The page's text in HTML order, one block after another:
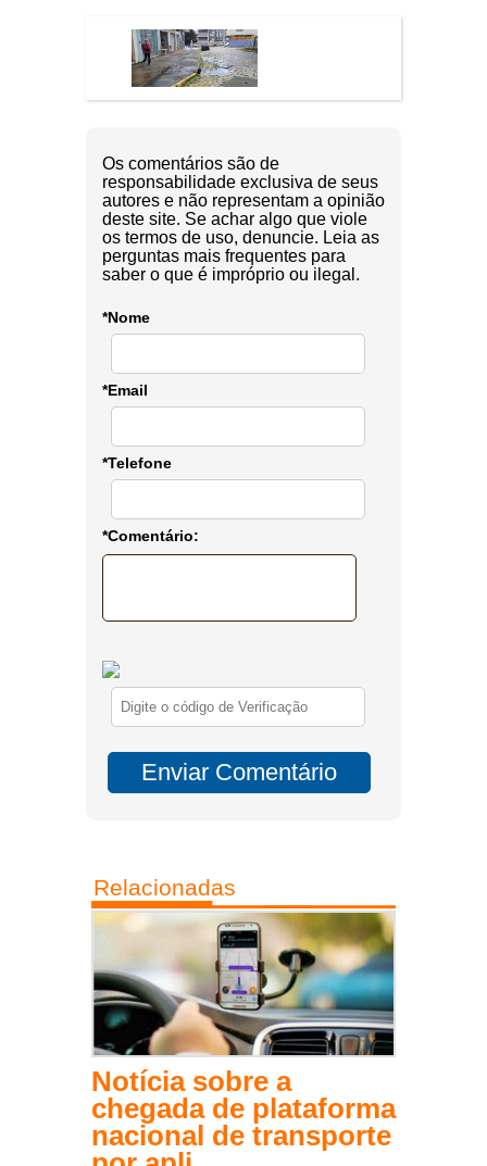
Os comentários são de
responsabilidade exclusiva de seus
autores e não representam a opinião
deste site. Se achar algo que viole
os termos de uso, denuncie. Leia as
perguntas mais frequentes para
saber o que é impróprio ou ilegal.
*Nome
*Email
*Telefone
*Comentário:
Relacionadas
Notícia sobre a
chegada de plataforma
nacional de transporte